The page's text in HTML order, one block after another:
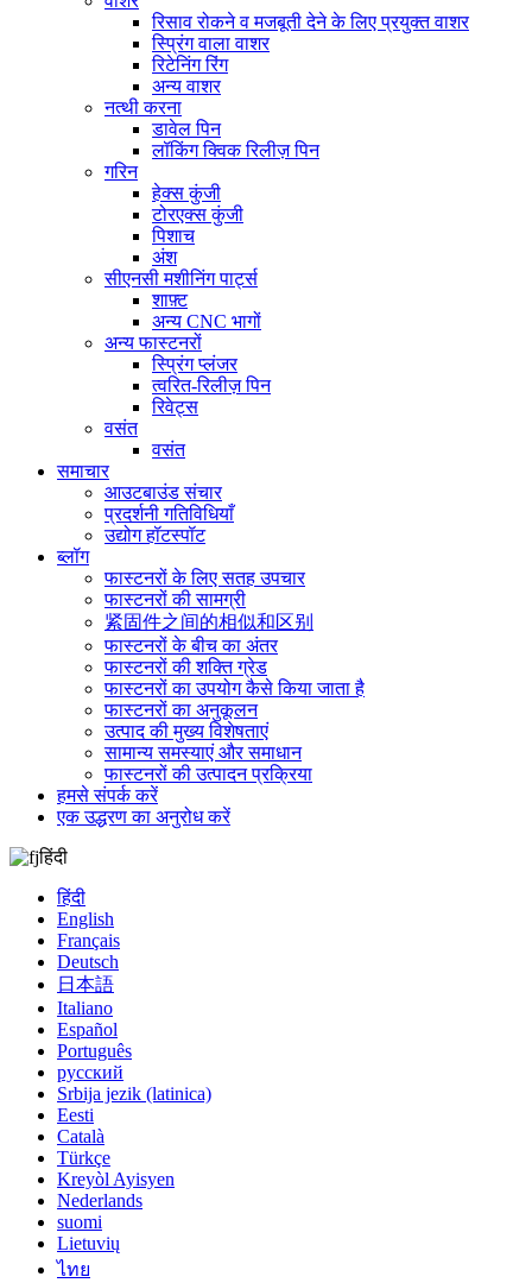
रिसाव रोकने व मजबूती देने के लिए प्रयुक्त वाशर
स्प्रिंग वाला वाशर
रिटेनिंग रिंग
अन्य वाशर
नत्थी करना
डावेल पिन
लॉकिंग क्विक रिलीज़ पिन
गरिन
हेक्स कुंजी
टोरएक्स कुंजी
पिशाच
अंश
सीएनसी मशीनिंग पार्ट्स
शाफ़्ट
अन्य CNC भागों
अन्य फास्टनरों
स्प्रिंग प्लंजर
त्वरित-रिलीज़ पिन
रिवेट्स
वसंत
वसंत
समाचार
आउटबाउंड संचार
प्रदर्शनी गतिविधियाँ
उद्योग हॉटस्पॉट
ब्लॉग
फास्टनरों के लिए सतह उपचार
फास्टनरों की सामग्री
紧固件之间的相似和区别
फास्टनरों के बीच का अंतर
फास्टनरों की शक्ति ग्रेड
फास्टनरों का उपयोग कैसे किया जाता है
फास्टनरों का अनुकूलन
उत्पाद की मुख्य विशेषताएं
सामान्य समस्याएं और समाधान
फास्टनरों की उत्पादन प्रक्रिया
हमसे संपर्क करें
एक उद्धरण का अनुरोध करें
हिंदी
हिंदी
English
Français
Deutsch
日本語
Italiano
Español
Português
русский
Srbija jezik (latinica)
Eesti
Català
Türkçe
Kreyòl Ayisyen
Nederlands
suomi
Lietuvių
ไทย